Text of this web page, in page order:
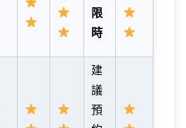
限
時
建
議
預